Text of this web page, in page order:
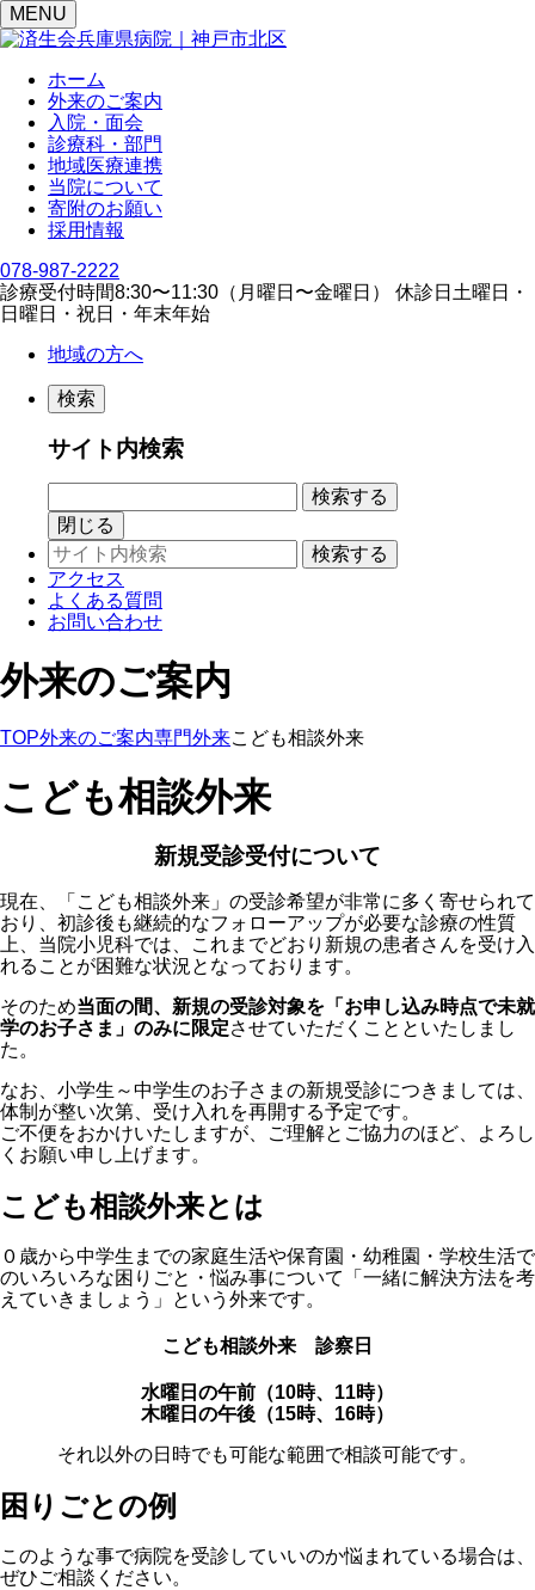
MENU
ホーム
外来のご案内
入院・面会
診療科・部門
地域医療連携
当院について
寄附のお願い
採用情報
078-987-2222
診療受付時間8:30〜11:30（⽉曜⽇〜⾦曜⽇） 休診日 ⼟曜⽇・
⽇曜⽇・祝⽇・年末年始
地域の方へ
検索
サイト内検索
閉じる
アクセス
よくある質問
お問い合わせ
外来のご案内
TOP外来のご案内専門外来こども相談外来
こども相談外来
新規受診受付について
現在、「こども相談外来」の受診希望が非常に多く寄せられて
おり、初診後も継続的なフォローアップが必要な診療の性質
上、当院小児科では、これまでどおり新規の患者さんを受け入
れることが困難な状況となっております。
そのため当面の間、新規の受診対象を「お申し込み時点で未就
学のお子さま」のみに限定させていただくことといたしまし
た。
なお、小学生～中学生のお子さまの新規受診につきましては、
体制が整い次第、受け入れを再開する予定です。
ご不便をおかけいたしますが、ご理解とご協力のほど、よろし
くお願い申し上げます。
こども相談外来とは
０歳から中学生までの家庭生活や保育園・幼稚園・学校生活で
のいろいろな困りごと・悩み事について「一緒に解決方法を考
えていきましょう」という外来です。
こども相談外来 診察日
水曜日の午前（10時、11時）
木曜日の午後（15時、16時）
それ以外の日時でも可能な範囲で相談可能です。
困りごとの例
このような事で病院を受診していいのか悩まれている場合は、
ぜひご相談ください。